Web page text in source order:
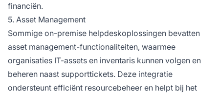
financiën.
5. Asset Management
Sommige on-premise helpdeskoplossingen bevatten
asset management-functionaliteiten, waarmee
organisaties IT-assets en inventaris kunnen volgen en
beheren naast supporttickets. Deze integratie
ondersteunt efficiënt resourcebeheer en helpt bij het